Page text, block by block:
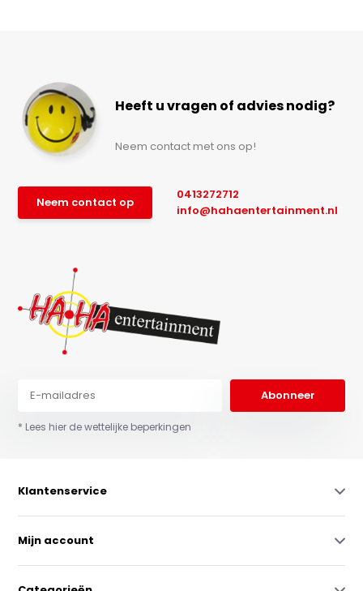
Heeft u vragen of advies nodig?
Neem contact met ons op!
Neem contact op
0413272712
info@hahaentertainment.nl
Abonneer
* Lees hier de wettelijke beperkingen
Klantenservice
Mijn account